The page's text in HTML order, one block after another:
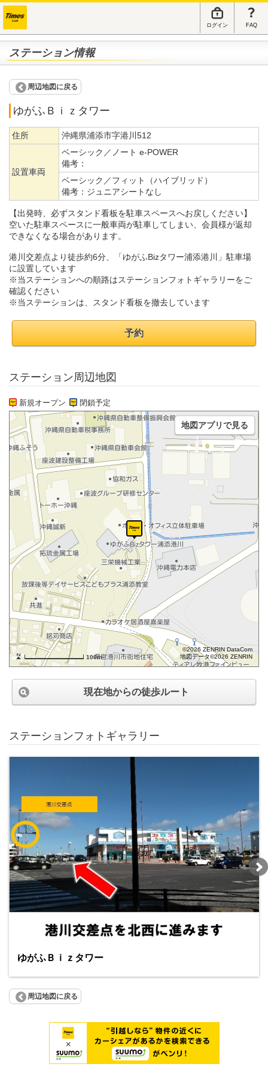
ログイン FAQ
ステーション情報
周辺地図に戻る
ゆがふＢｉｚタワー
住所 沖縄県浦添市字港川512
設置車両
ベーシック／ノート e-POWER
備考：
ベーシック／フィット（ハイブリッド）
備考： ジュニアシートなし
【出発時、必ずスタンド看板を駐車スペースへお戻しください】
空いた駐車スペースに一般車両が駐車してしまい、会員様が返却
できなくなる場合があります。
港川交差点より徒歩約6分、「ゆがふBizタワー浦添港川」駐車場
に設置しています
※当ステーションへの順路はステーションフォトギャラリーをご
確認ください
※当ステーションは、スタンド看板を撤去しています
予約
ステーション周辺地図
新規オープン 閉鎖予定
100m
©2026 ZENRIN DataCom
地図データ©2026 ZENRIN
地図アプリで見る
現在地からの徒歩ルート
ステーションフォトギャラリー
ゆがふＢｉｚタワー
周辺地図に戻る